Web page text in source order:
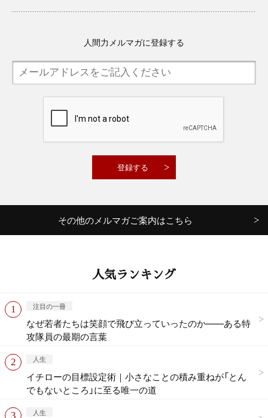
人間力メルマガに登録する
その他のメルマガご案内はこちら
人気ランキング
注目の一冊
なぜ若者たちは笑顔で飛び立っていったのか——ある特
攻隊員の最期の言葉
人生
イチローの目標設定術｜小さなことの積み重ねが「とん
でもないところ」に至る唯一の道
人生